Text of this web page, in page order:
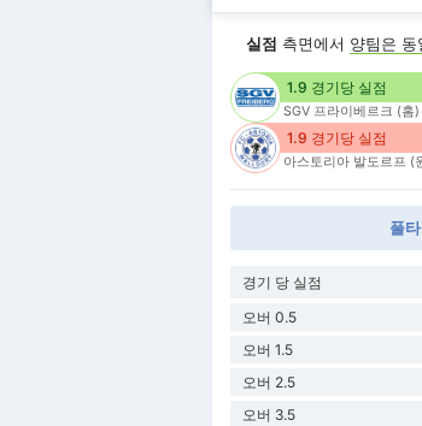
실점 측면에서 양팀은 동
1.9 경기당 실점
SGV 프라이베르크 (홈)
1.9 경기당 실점
아스토리아 발도르프 (
풀
경기 당 실점
오버 0.5
오버 1.5
오버 2.5
오버 3.5